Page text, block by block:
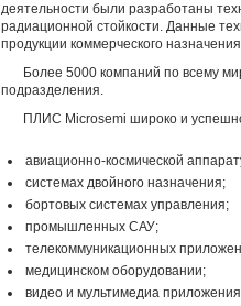
деятельности были разработаны
радиационной стойкости. Данные
продукции коммерческого
Более 5000 компаний по всему
подразделения.
ПЛИС Microsemi широко и
авиационно-космической
системах двойного назначения;
бортовых системах управления;
промышленных САУ;
телекоммуникационных
медицинском оборудовании;
видео и мультимедиа